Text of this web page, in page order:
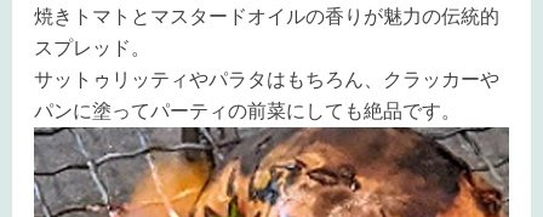
焼きトマトとマスタードオイルの香りが魅力の伝統的
スプレッド。
サットゥリッティやパラタはもちろん、クラッカーや
パンに塗ってパーティの前菜にしても絶品です。